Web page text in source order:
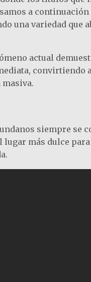
a
una variedad que
actual
convirtiendo
siempre se
más dulce